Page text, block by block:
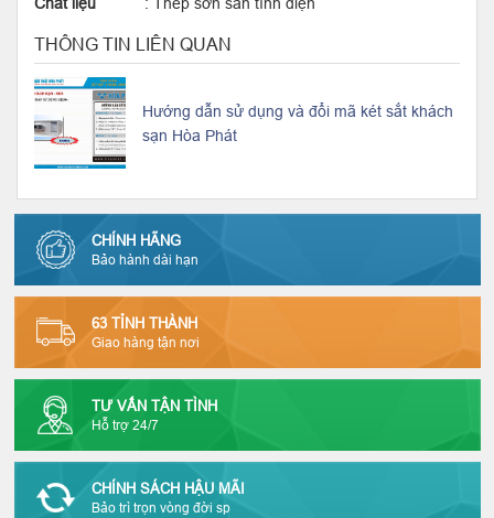
THÔNG TIN LIÊN QUAN
Hướng dẫn sử dụng và đổi mã két sắt khách
sạn Hòa Phát
CHÍNH HÃNG
Bảo hành dài hạn
63 TỈNH THÀNH
Giao hàng tận nơi
TƯ VẤN TẬN TÌNH
Hỗ trợ 24/7
CHÍNH SÁCH HẬU MÃI
Bảo trì trọn vòng đời sp